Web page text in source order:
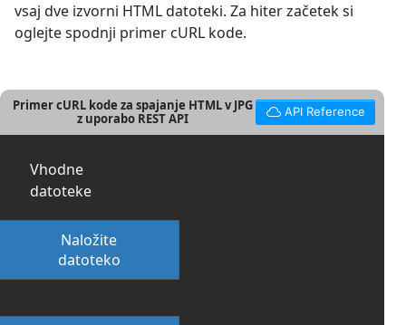
vsaj dve izvorni HTML datoteki. Za hiter začetek si
oglejte spodnji primer cURL kode.
Primer cURL kode za spajanje HTML v JPG
z uporabo REST API
API Reference
Vhodne
datoteke
Naložite
datoteko